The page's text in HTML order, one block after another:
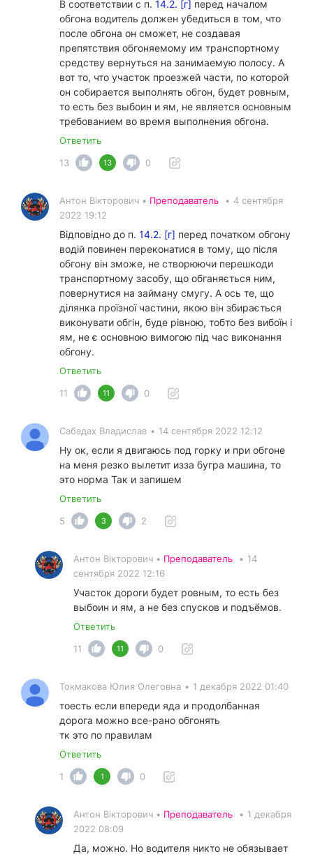
В соответствии с п. 14.2. [г] перед началом
обгона водитель должен убедиться в том, что
после обгона он сможет, не создавая
препятствия обгоняемому им транспортному
средству вернуться на занимаемую полосу. А
вот то, что участок проезжей части, по которой
он собирается выполнять обгон, будет ровным,
то есть без выбоин и ям, не является основным
требованием во время выполнения обгона.
Ответить
13
13 0
Антон Вікторович • Преподаватель • 4 сентября
2022 19:12
Відповідно до п. 14.2. [г] перед початком обгону
водій повинен переконатися в тому, що після
обгону він зможе, не створюючи перешкоди
транспортному засобу, що обганяється ним,
повернутися на займану смугу. А ось те, що
ділянка проїзної частини, якою він збирається
виконувати обгін, буде рівною, тобто без вибоїн і
ям, не є основною вимогою під час виконання
обгону.
Ответить
11
11 0
Сабадах Владислав • 14 сентября 2022 12:12
Ну ок, если я двигаюсь под горку и при обгоне
на меня резко вылетит изза бугра машина, то
это норма Так и запишем
Ответить
5
3 2
Антон Вікторович • Преподаватель • 14
сентября 2022 12:16
Участок дороги будет ровным, то есть без
выбоин и ям, а не без спусков и подъёмов.
Ответить
11
11 0
Токмакова Юлия Олеговна • 1 декабря 2022 01:40
тоесть если впереди яда и продолбанная
дорога можно все-рано обгонять
тк это по правилам
Ответить
1
1 0
Антон Вікторович • Преподаватель • 1 декабря
2022 08:09
Да, можно. Но водителя никто не обязывает